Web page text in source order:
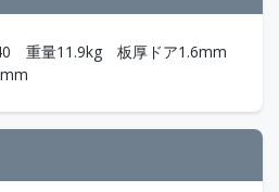
重量11.9kg 板厚ドア1.6mm